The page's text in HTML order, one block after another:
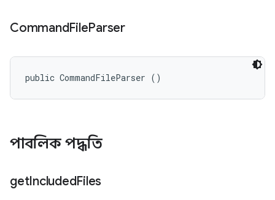
CommandFileParser
public CommandFileParser ()
পাবলিক পদ্ধতি
getIncludedFiles